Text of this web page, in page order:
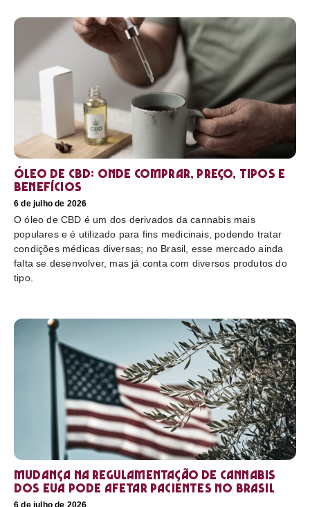
Óleo de CBD: Onde comprar, preço, tipos e
benefícios
6 de julho de 2026
O óleo de CBD é um dos derivados da cannabis mais
populares e é utilizado para fins medicinais, podendo tratar
condições médicas diversas; no Brasil, esse mercado ainda
falta se desenvolver, mas já conta com diversos produtos do
tipo.
Mudança na regulamentação de cannabis
dos EUA pode afetar pacientes no Brasil
6 de julho de 2026